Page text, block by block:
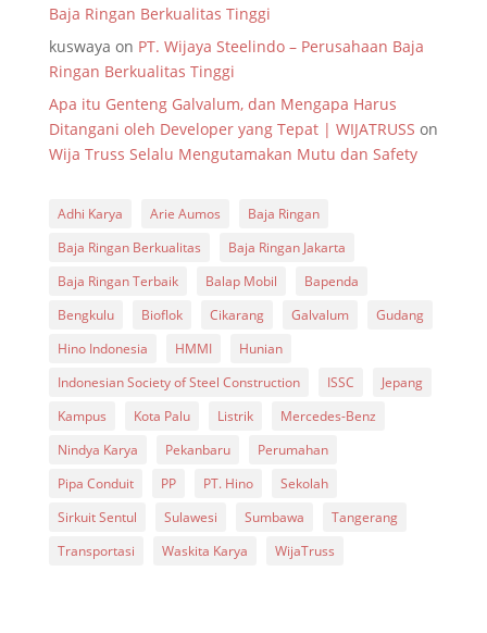
Baja Ringan Berkualitas Tinggi
kuswaya on PT. Wijaya Steelindo – Perusahaan Baja
Ringan Berkualitas Tinggi
Apa itu Genteng Galvalum, dan Mengapa Harus
Ditangani oleh Developer yang Tepat | WIJATRUSS on
Wija Truss Selalu Mengutamakan Mutu dan Safety
Adhi Karya Arie Aumos
Baja Ringan
Baja Ringan Berkualitas
Baja Ringan Jakarta
Baja Ringan Terbaik
Balap Mobil
Bapenda
Bengkulu
Bioflok Cikarang Galvalum
Gudang
Hino Indonesia
HMMI
Hunian
Indonesian Society of Steel Construction
ISSC
Jepang
Kampus
Kota Palu Listrik
Mercedes-Benz
Nindya Karya
Pekanbaru
Perumahan
Pipa Conduit
PP PT. Hino
Sekolah
Sirkuit Sentul
Sulawesi Sumbawa
Tangerang
Transportasi
Waskita Karya WijaTruss